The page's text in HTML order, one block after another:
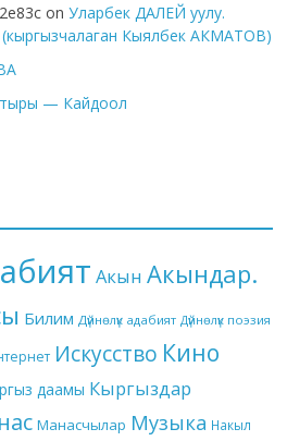
onУларбек ДАЛЕЙ уулу.
Кыялбек АКМАТОВ)
— Кайдоол
Акын Акындар.
Билим Дүйнөлүк адабият Дүйнөлүк поэзия
Искусство Кино
даамы Кыргыздар
Манасчылар Музыка Накыл